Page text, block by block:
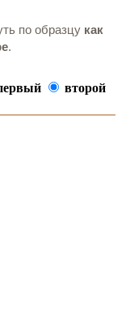
по образцу как
.